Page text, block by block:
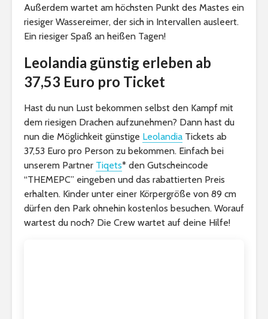
Außerdem wartet am höchsten Punkt des Mastes ein
riesiger Wassereimer, der sich in Intervallen ausleert.
Ein riesiger Spaß an heißen Tagen!
Leolandia günstig erleben ab
37,53 Euro pro Ticket
Hast du nun Lust bekommen selbst den Kampf mit
dem riesigen Drachen aufzunehmen? Dann hast du
nun die Möglichkeit günstige Leolandia Tickets ab
37,53 Euro pro Person zu bekommen. Einfach bei
unserem Partner Tiqets* den Gutscheincode
“THEMEPC” eingeben und das rabattierten Preis
erhalten. Kinder unter einer Körpergröße von 89 cm
dürfen den Park ohnehin kostenlos besuchen. Worauf
wartest du noch? Die Crew wartet auf deine Hilfe!